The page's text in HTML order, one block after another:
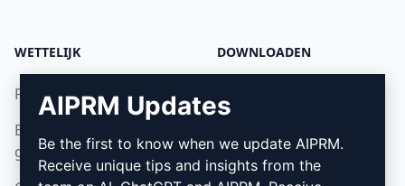
WETTELIJK
Privacybeleid (en)
Beleid voor acceptabel
gebruik (en)
DOWNLOADEN
Microsoft Edge (en)
AIPRM Updates
Be the first to know when we update AIPRM.
Receive unique tips and insights from the